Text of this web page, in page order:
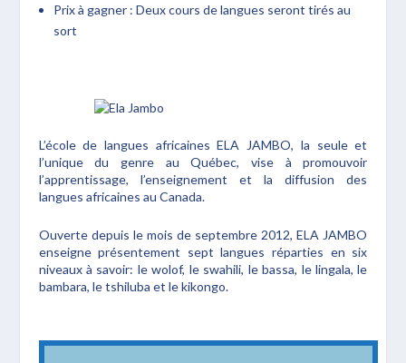
Prix à gagner : Deux cours de langues seront tirés au
sort
L’école de langues africaines ELA JAMBO, la seule et
l’unique du genre au Québec, vise à promouvoir
l’apprentissage, l’enseignement et la diffusion des
langues africaines au Canada.
Ouverte depuis le mois de septembre 2012, ELA JAMBO
enseigne présentement sept langues réparties en six
niveaux à savoir: le wolof, le swahili, le bassa, le lingala, le
bambara, le tshiluba et le kikongo.